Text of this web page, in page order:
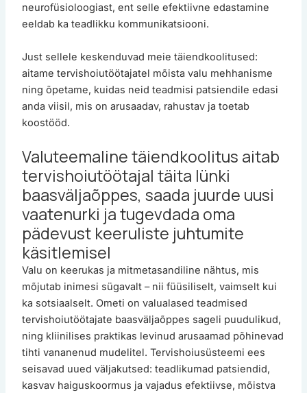
neurofüsioloogiast, ent selle efektiivne edastamine
eeldab ka teadlikku kommunikatsiooni.
Just sellele keskenduvad meie täiendkoolitused:
aitame tervishoiutöötajatel mõista valu mehhanisme
ning õpetame, kuidas neid teadmisi patsiendile edasi
anda viisil, mis on arusaadav, rahustav ja toetab
koostööd.
Valuteemaline täiendkoolitus aitab
tervishoiutöötajal täita lünki
baasväljaõppes, saada juurde uusi
vaatenurki ja tugevdada oma
pädevust keeruliste juhtumite
käsitlemisel
Valu on keerukas ja mitmetasandiline nähtus, mis
mõjutab inimesi sügavalt – nii füüsiliselt, vaimselt kui
ka sotsiaalselt. Ometi on valualased teadmised
tervishoiutöötajate baasväljaõppes sageli puudulikud,
ning kliinilises praktikas levinud arusaamad põhinevad
tihti vananenud mudelitel. Tervishoiusüsteemi ees
seisavad uued väljakutsed: teadlikumad patsiendid,
kasvav haiguskoormus ja vajadus efektiivse, mõistva